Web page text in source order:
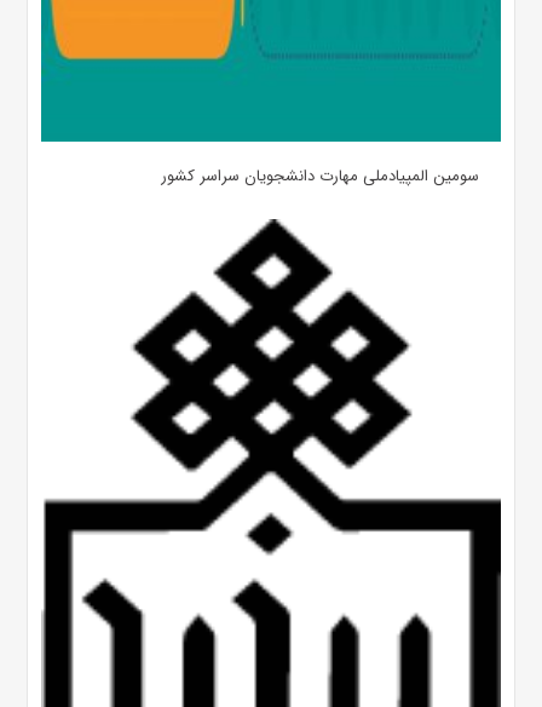
سومین المپیادملی مهارت دانشجویان سراسر کشور